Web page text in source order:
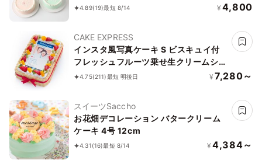
4.89(19)最短 8/14 ¥ 4,800
CAKE EXPRESS
インスタ風写真ケーキ S ビスキュイ付
フレッシュフルーツ乗せ生クリームショ
ートケーキ 21×14cm birthdaygram
4.75(211)最短 明後日 ¥ 7,280～
スイーツSaccho
お花畑デコレーション バタークリーム
ケーキ 4号 12cm
4.31(16)最短 8/14 ¥ 4,384～